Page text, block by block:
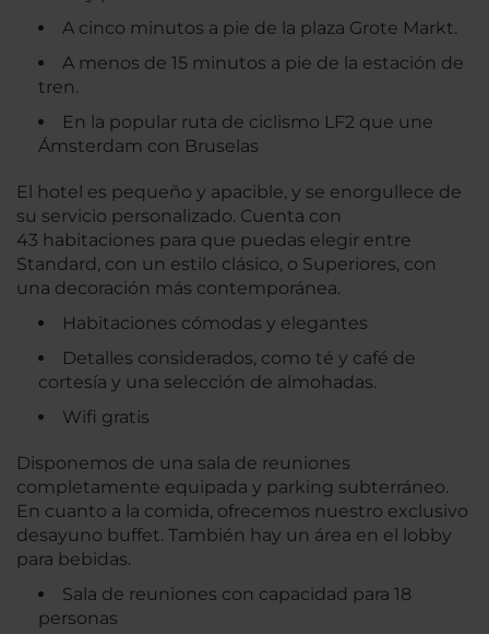
A cinco minutos a pie de la plaza Grote Markt.
A menos de 15 minutos a pie de la estación de
tren.
En la popular ruta de ciclismo LF2 que une
Ámsterdam con Bruselas
El hotel es pequeño y apacible, y se enorgullece de
su servicio personalizado. Cuenta con
43 habitaciones para que puedas elegir entre
Standard, con un estilo clásico, o Superiores, con
una decoración más contemporánea.
Habitaciones cómodas y elegantes
Detalles considerados, como té y café de
cortesía y una selección de almohadas.
Wifi gratis
Disponemos de una sala de reuniones
completamente equipada y parking subterráneo.
En cuanto a la comida, ofrecemos nuestro exclusivo
desayuno buffet. También hay un área en el lobby
para bebidas.
Sala de reuniones con capacidad para 18
personas